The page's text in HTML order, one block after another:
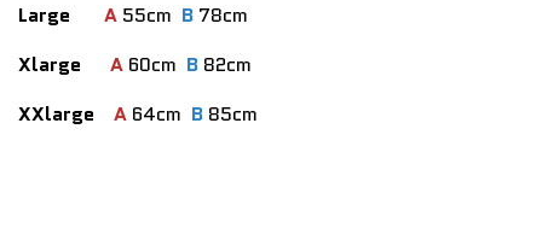
Large
A 55cm B 78cm
Xlarge
A 60cm B 82cm
XXlarge
A 64cm B 85cm